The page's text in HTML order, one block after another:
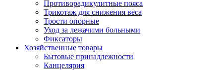
Противорадикулитные пояса
Трикотаж для снижения веса
Трости опорные
Уход за лежачими больными
Фиксаторы
Хозяйственные товары
Бытовые принадлежности
Канцелярия